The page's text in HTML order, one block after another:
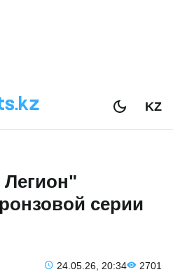
KZ
серии
24.05.26, 20:34 2701